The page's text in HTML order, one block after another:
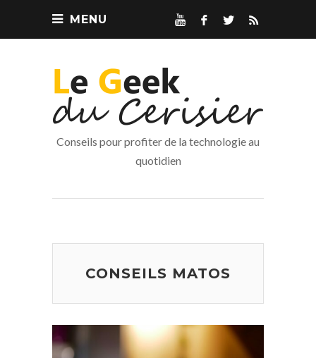
MENU
Conseils pour profiter de la technologie au
quotidien
CONSEILS MATOS